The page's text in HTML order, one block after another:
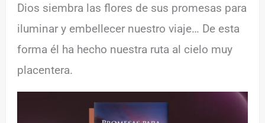
Dios siembra las flores de sus promesas para
iluminar y embellecer nuestro viaje… De esta
forma él ha hecho nuestra ruta al cielo muy
placentera.